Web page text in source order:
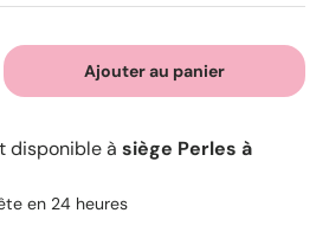
Ajouter au panier
disponible à siège Perles à
en 24 heures